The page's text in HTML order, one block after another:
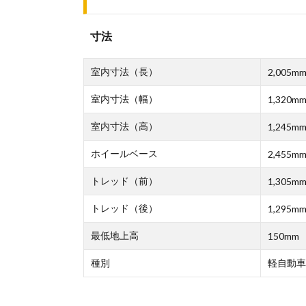
寸法
室内寸法（長） 2,005mm
室内寸法（幅） 1,320mm
室内寸法（高） 1,245mm
ホイールベース 2,455mm
トレッド（前） 1,305mm
トレッド（後） 1,295mm
最低地上高 150mm
種別 軽自動車